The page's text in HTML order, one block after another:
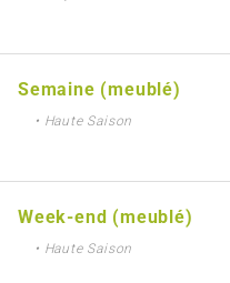
Semaine (meublé)
• Haute Saison
Week-end (meublé)
• Haute Saison